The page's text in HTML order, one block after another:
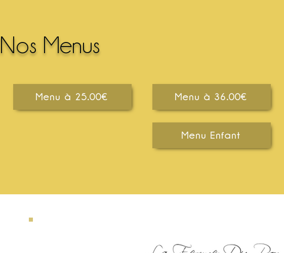
Nos Menus
Menu à 25.00€ Menu à 36.00€
Menu Enfant